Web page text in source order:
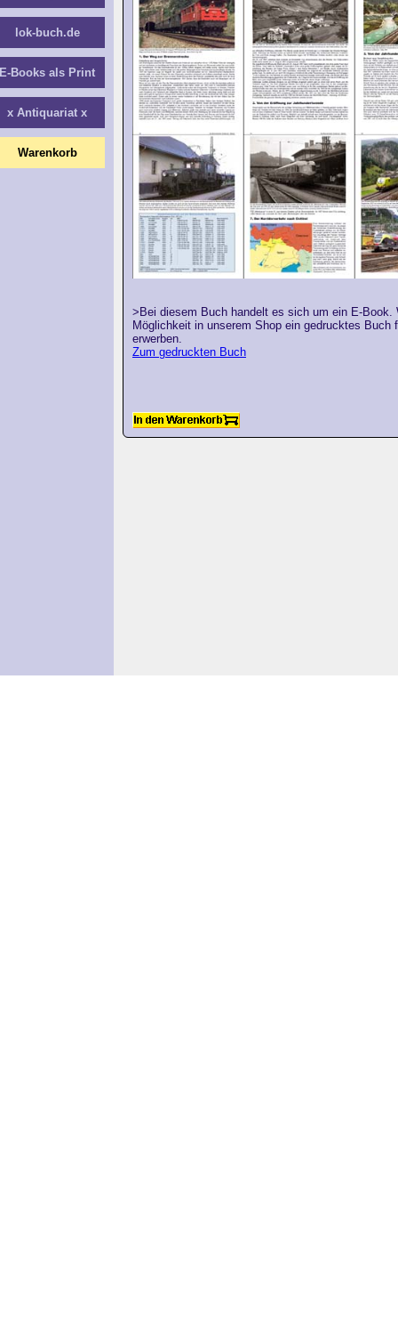
>Bei diesem Buch handelt es sich um ein E-Book.
Möglichkeit in unserem Shop ein gedrucktes Buch
erwerben.
Zum gedruckten Buch
lok-buch.de
E-Books als Print
x Antiquariat x
Warenkorb